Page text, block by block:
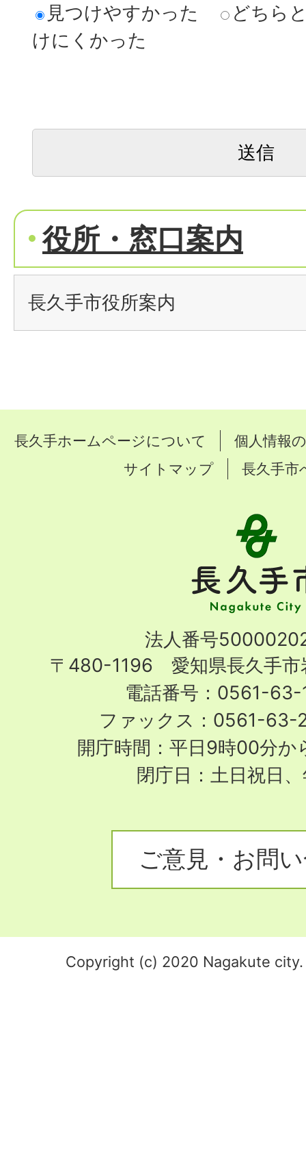
見つけやすかった
どちら
けにくかった
役所・窓口案内
長久手市役所案内
長久手ホームページについて
個人情報
サイトマップ
長久手市
手
市
City
法人番号
〒480-1196 愛知県長久手市
電話番号：0561-63-
ファックス：0561-63-
開庁時間：平日9時00分か
閉庁日：土日祝日
ご意見・お問
Copyright (c) 2020 Nagakute